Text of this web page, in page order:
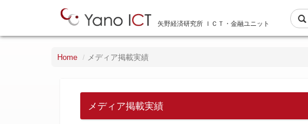
矢野経済研究所 ＩＣＴ・金融ユニット
Home メディア掲載実績
メディア掲載実績